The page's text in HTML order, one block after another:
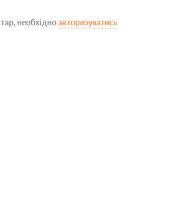
необхідноавторизуватись